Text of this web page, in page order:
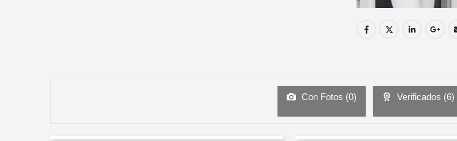
Con Fotos (0) Verificados (6)